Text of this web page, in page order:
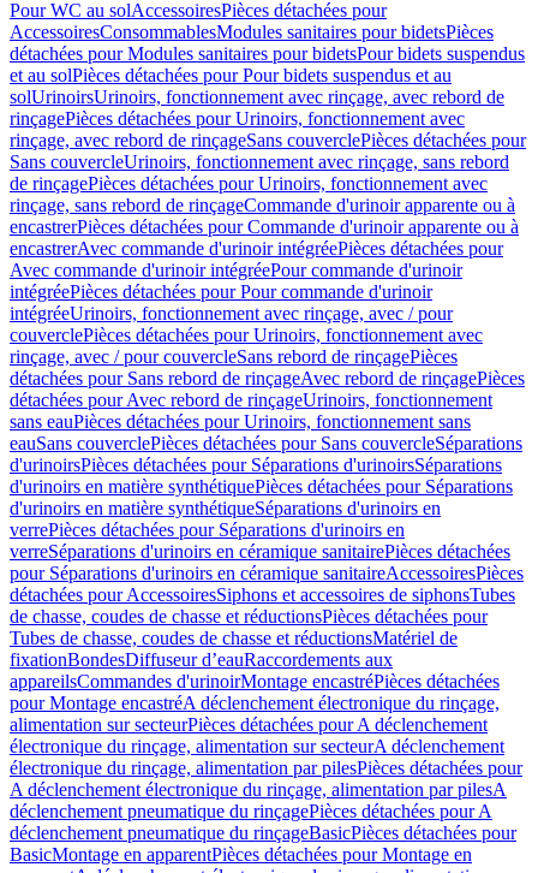
Pour WC au solAccessoiresPièces détachées pour
AccessoiresConsommablesModules sanitaires pour bidetsPièces
détachées pour Modules sanitaires pour bidetsPour bidets suspendus
et au solPièces détachées pour Pour bidets suspendus et au
solUrinoirsUrinoirs, fonctionnement avec rinçage, avec rebord de
rinçagePièces détachées pour Urinoirs, fonctionnement avec
rinçage, avec rebord de rinçageSans couverclePièces détachées pour
Sans couvercleUrinoirs, fonctionnement avec rinçage, sans rebord
de rinçagePièces détachées pour Urinoirs, fonctionnement avec
rinçage, sans rebord de rinçageCommande d'urinoir apparente ou à
encastrerPièces détachées pour Commande d'urinoir apparente ou à
encastrerAvec commande d'urinoir intégréePièces détachées pour
Avec commande d'urinoir intégréePour commande d'urinoir
intégréePièces détachées pour Pour commande d'urinoir
intégréeUrinoirs, fonctionnement avec rinçage, avec / pour
couverclePièces détachées pour Urinoirs, fonctionnement avec
rinçage, avec / pour couvercleSans rebord de rinçagePièces
détachées pour Sans rebord de rinçageAvec rebord de rinçagePièces
détachées pour Avec rebord de rinçageUrinoirs, fonctionnement
sans eauPièces détachées pour Urinoirs, fonctionnement sans
eauSans couverclePièces détachées pour Sans couvercleSéparations
d'urinoirsPièces détachées pour Séparations d'urinoirsSéparations
d'urinoirs en matière synthétiquePièces détachées pour Séparations
d'urinoirs en matière synthétiqueSéparations d'urinoirs en
verrePièces détachées pour Séparations d'urinoirs en
verreSéparations d'urinoirs en céramique sanitairePièces détachées
pour Séparations d'urinoirs en céramique sanitaireAccessoiresPièces
détachées pour AccessoiresSiphons et accessoires de siphonsTubes
de chasse, coudes de chasse et réductionsPièces détachées pour
Tubes de chasse, coudes de chasse et réductionsMatériel de
fixationBondesDiffuseur d’eauRaccordements aux
appareilsCommandes d'urinoirMontage encastréPièces détachées
pour Montage encastréA déclenchement électronique du rinçage,
alimentation sur secteurPièces détachées pour A déclenchement
électronique du rinçage, alimentation sur secteurA déclenchement
électronique du rinçage, alimentation par pilesPièces détachées pour
A déclenchement électronique du rinçage, alimentation par pilesA
déclenchement pneumatique du rinçagePièces détachées pour A
déclenchement pneumatique du rinçageBasicPièces détachées pour
BasicMontage en apparentPièces détachées pour Montage en